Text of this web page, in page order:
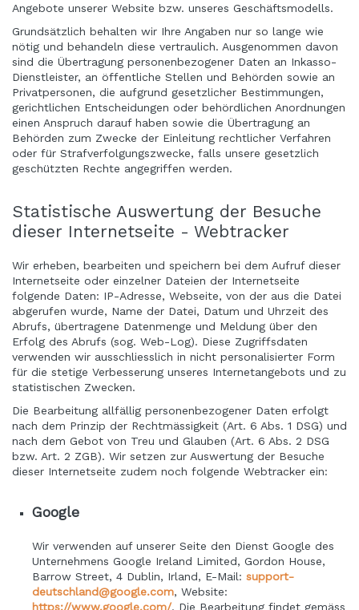
Angebote unserer Website bzw. unseres Geschäftsmodells.
Grundsätzlich behalten wir Ihre Angaben nur so lange wie
nötig und behandeln diese vertraulich. Ausgenommen davon
sind die Übertragung personenbezogener Daten an Inkasso-
Dienstleister, an öffentliche Stellen und Behörden sowie an
Privatpersonen, die aufgrund gesetzlicher Bestimmungen,
gerichtlichen Entscheidungen oder behördlichen Anordnungen
einen Anspruch darauf haben sowie die Übertragung an
Behörden zum Zwecke der Einleitung rechtlicher Verfahren
oder für Strafverfolgungszwecke, falls unsere gesetzlich
geschützten Rechte angegriffen werden.
Statistische Auswertung der Besuche
dieser Internetseite - Webtracker
Wir erheben, bearbeiten und speichern bei dem Aufruf dieser
Internetseite oder einzelner Dateien der Internetseite
folgende Daten: IP-Adresse, Webseite, von der aus die Datei
abgerufen wurde, Name der Datei, Datum und Uhrzeit des
Abrufs, übertragene Datenmenge und Meldung über den
Erfolg des Abrufs (sog. Web-Log). Diese Zugriffsdaten
verwenden wir ausschliesslich in nicht personalisierter Form
für die stetige Verbesserung unseres Internetangebots und zu
statistischen Zwecken.
Die Bearbeitung allfällig personenbezogener Daten erfolgt
nach dem Prinzip der Rechtmässigkeit (Art. 6 Abs. 1 DSG) und
nach dem Gebot von Treu und Glauben (Art. 6 Abs. 2 DSG
bzw. Art. 2 ZGB). Wir setzen zur Auswertung der Besuche
dieser Internetseite zudem noch folgende Webtracker ein:
Google
Wir verwenden auf unserer Seite den Dienst Google des
Unternehmens Google Ireland Limited, Gordon House,
Barrow Street, 4 Dublin, Irland, E-Mail: support-
deutschland@google.com, Website:
https://www.google.com/. Die Bearbeitung findet gemäss